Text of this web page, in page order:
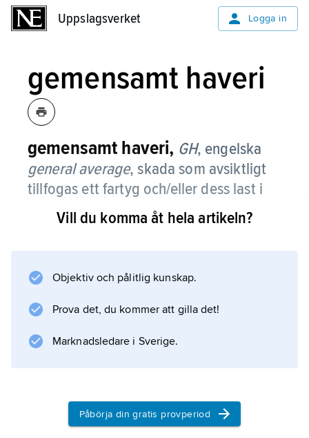
Uppslagsverket Logga in
gemensamt haveri
gemensamt haveri, GH, engelska
general average,skada som avsiktligt
tillfogas ett fartyg och/eller dess last i
syfte att rädda deras värde, då de
gemensamt är utsatta för fara på sjön.
måste kastas över bord eller ett fartyg söker
anlitas för att rädda fartyg, frakt och last från
en fara som hotar dessa värden gemensamt.
Information om artikeln
Vill du komma åt hela artikeln?
Objektiv och pålitlig kunskap.
Prova det, du kommer att gilla det!
Marknadsledare i Sverige.
Påbörja din gratis provperiod